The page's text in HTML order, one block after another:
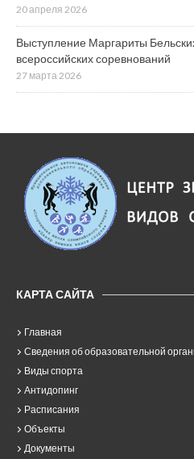
20 апреля 2026
Выступление Маргариты
всероссийских соревнований
27 марта 2026
КАРТА САЙТА
Главная
Сведения об образовательной
Виды спорта
Антидопинг
Расписания
Объекты
Документы